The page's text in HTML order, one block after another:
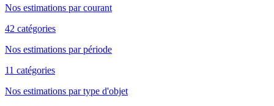
Nos estimations par courant
42 catégories
Nos estimations par période
11 catégories
Nos estimations par type d'objet